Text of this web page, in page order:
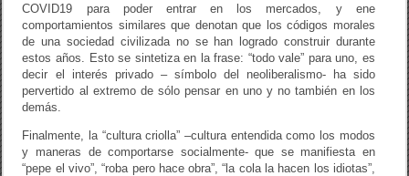
COVID19 para poder entrar en los mercados, y ene
comportamientos similares que denotan que los códigos morales
de una sociedad civilizada no se han logrado construir durante
estos años. Esto se sintetiza en la frase: “todo vale” para uno, es
decir el interés privado – símbolo del neoliberalismo- ha sido
pervertido al extremo de sólo pensar en uno y no también en los
demás.
Finalmente, la “cultura criolla” –cultura entendida como los modos
y maneras de comportarse socialmente- que se manifiesta en
“pepe el vivo”, “roba pero hace obra”, “la cola la hacen los idiotas”,